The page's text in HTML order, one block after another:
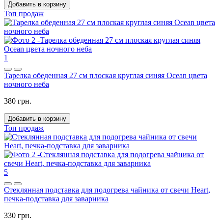
Добавить в корзину
Топ продаж
1
Тарелка обеденная 27 см плоская круглая синяя Ocean цвета
ночного неба
380 грн.
Добавить в корзину
Топ продаж
5
Стеклянная подставка для подогрева чайника от свечи Heart,
печка-подставка для заварника
330 грн.